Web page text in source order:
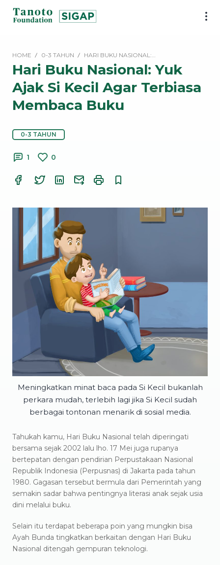
SIGAP
Foundation
HOME 0-3 TAHUN HARI BUKU NASIONAL:…
Hari Buku Nasional: Yuk
Ajak Si Kecil Agar Terbiasa
Membaca Buku
0-3 TAHUN
1 0
Meningkatkan minat baca pada Si Kecil bukanlah
perkara mudah, terlebih lagi jika Si Kecil sudah
berbagai tontonan menarik di sosial media.
Tahukah kamu, Hari Buku Nasional telah diperingati
bersama sejak 2002 lalu lho. 17 Mei juga rupanya
bertepatan dengan pendirian Perpustakaan Nasional
Republik Indonesia (Perpusnas) di Jakarta pada tahun
1980. Gagasan tersebut bermula dari Pemerintah yang
semakin sadar bahwa pentingnya literasi anak sejak usia
dini melalui buku.
Selain itu terdapat beberapa poin yang mungkin bisa
Ayah Bunda tingkatkan berkaitan dengan Hari Buku
Nasional ditengah gempuran teknologi.